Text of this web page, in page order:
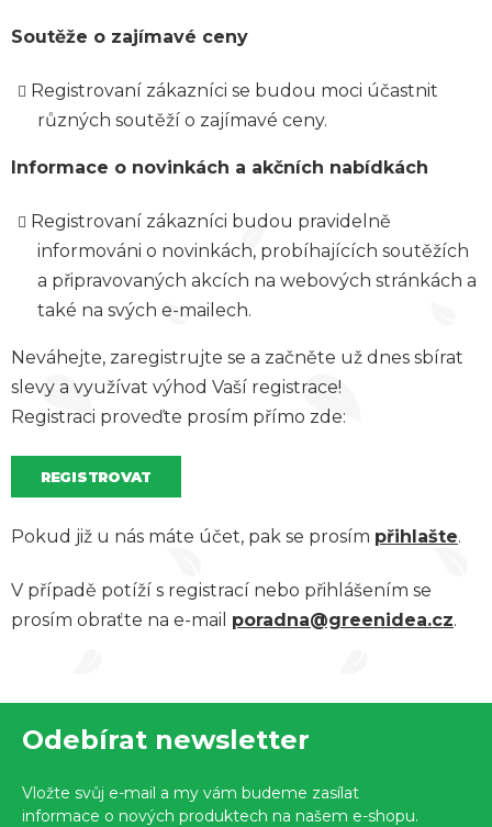
Soutěže o zajímavé ceny
Registrovaní zákazníci se budou moci účastnit
různých soutěží o zajímavé ceny.
Informace o novinkách a akčních nabídkách
Registrovaní zákazníci budou pravidelně
informováni o novinkách, probíhajících soutěžích
a připravovaných akcích na webových stránkách a
také na svých e-mailech.
Neváhejte, zaregistrujte se a začněte už dnes sbírat
slevy a využívat výhod Vaší registrace!
Registraci proveďte prosím přímo zde:
REGISTROVAT
Pokud již u nás máte účet, pak se prosím přihlašte.
V případě potíží s registrací nebo přihlášením se
prosím obraťte na e-mail poradna@greenidea.cz.
Odebírat newsletter
Vložte svůj e-mail a my vám budeme zasílat
informace o nových produktech na našem e-shopu.